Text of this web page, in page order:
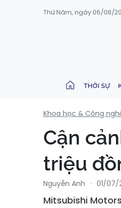
Thứ Năm, ngày 06/08/
THỜI SỰ
Khoa học & Công
Cận
triệu
Nguyễn Anh 01/07/
Mitsubishi